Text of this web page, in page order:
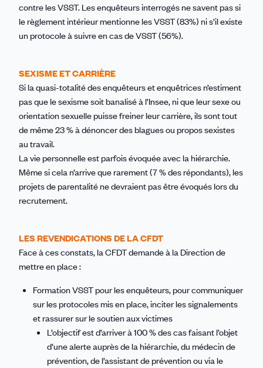
contre les VSST. Les enquêteurs interrogés ne savent pas si
le règlement intérieur mentionne les VSST (83%) ni s’il existe
un protocole à suivre en cas de VSST (56%).
SEXISME ET CARRIÈRE
Si la quasi-totalité des enquêteurs et enquêtrices n’estiment
pas que le sexisme soit banalisé à l’Insee, ni que leur sexe ou
orientation sexuelle puisse freiner leur carrière, ils sont tout
de même 23 % à dénoncer des blagues ou propos sexistes
au travail.
La vie personnelle est parfois évoquée avec la hiérarchie.
Même si cela n’arrive que rarement (7 % des répondants), les
projets de parentalité ne devraient pas être évoqués lors du
recrutement.
LES REVENDICATIONS DE LA CFDT
Face à ces constats, la CFDT demande à la Direction de
mettre en place :
Formation VSST pour les enquêteurs, pour communiquer
sur les protocoles mis en place, inciter les signalements
et rassurer sur le soutien aux victimes
L’objectif est d’arriver à 100 % des cas faisant l’objet
d’une alerte auprès de la hiérarchie, du médecin de
prévention, de l’assistant de prévention ou via le